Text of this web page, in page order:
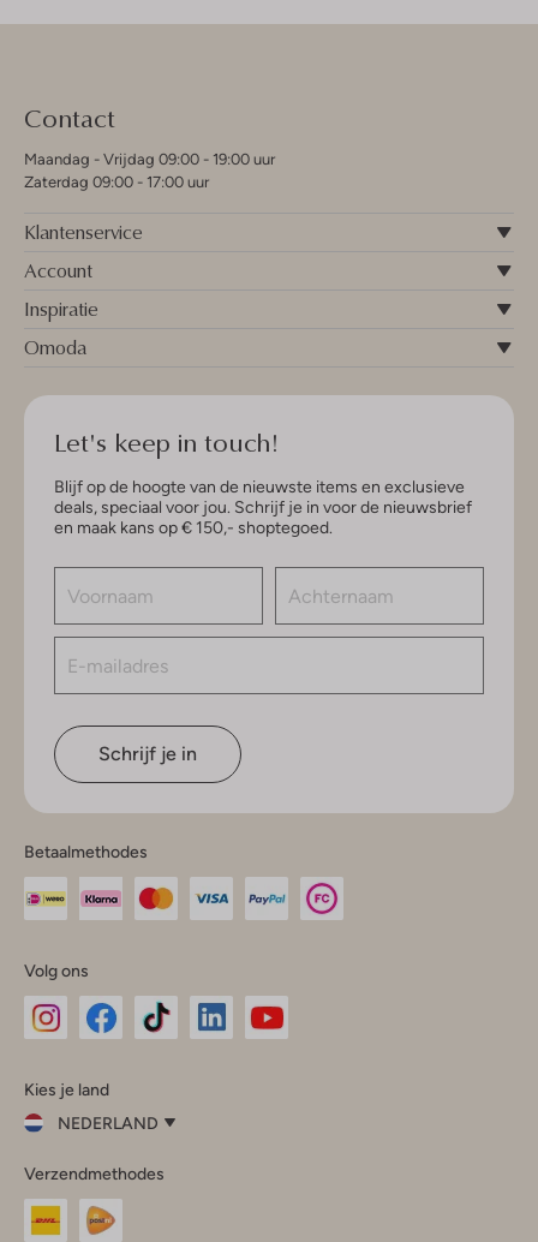
Contact
Maandag - Vrijdag 09:00 - 19:00 uur
Zaterdag 09:00 - 17:00 uur
Klantenservice
Account
Inspiratie
Omoda
Let's keep in touch!
Blijf op de hoogte van de nieuwste items en exclusieve
deals, speciaal voor jou. Schrijf je in voor de nieuwsbrief
en maak kans op € 150,- shoptegoed.
Schrijf je in
Betaalmethodes
Volg ons
InstagramFacebook
Kies je land
NEDERLAND
je
land
Nederland
Verzendmethodes